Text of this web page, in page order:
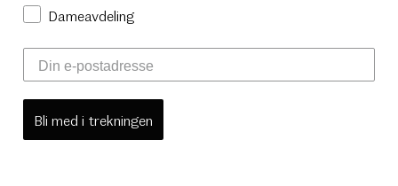
Dameavdeling
Bli med i trekningen